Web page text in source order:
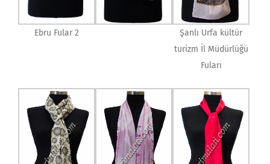
Ebru Fular 2
Şanlı Urfa kültür
turizm İl Müdürlüğü
Fuları